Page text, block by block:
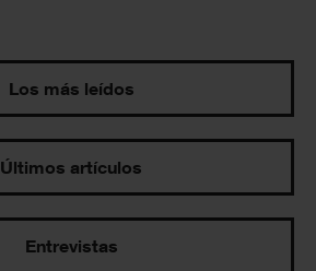
Los más leídos
Últimos artículos
Entrevistas